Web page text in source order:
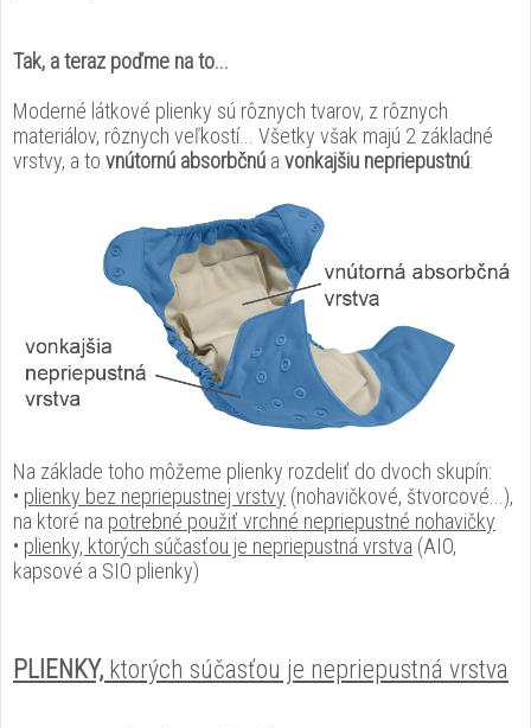
Tak, a teraz poďme na to...
Moderné látkové plienky sú rôznych tvarov, z rôznych
materiálov, rôznych veľkostí... Všetky však majú 2 základné
vrstvy, a to vnútornú absorbčnú a vonkajšiu nepriepustnú:
Na základe toho môžeme plienky rozdeliť do dvoch skupín:
• plienky bez nepriepustnej vrstvy (nohavičkové, štvorcové...),
na ktoré na potrebné použiť vrchné nepriepustné nohavičky
• plienky, ktorých súčasťou je nepriepustná vrstva (AIO,
kapsové a SIO plienky)
PLIENKY, ktorých súčasťou je nepriepustná vrstva